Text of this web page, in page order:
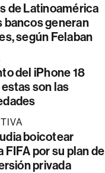
de Latinoamérica
bancos generan
según Felaban
del iPhone 18
son las
boicotear
FIFA por su plan de
privada